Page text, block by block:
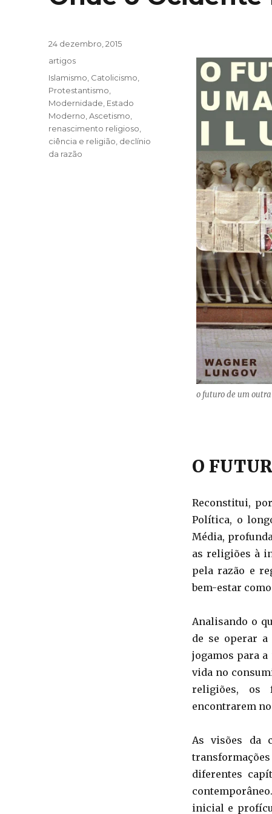
o futuro de um
O
Reconstitui,
Política, o
Média,
as religiões à
pela razão e
bem-estar
Analisando o
de se operar
jogamos para a
vida no
religiões, os
encontrarem
As visões da
diferentes
inicial e
Publicado
em
24 dezembro, 2015
Categorias
artigos
Tags
Islamismo Catolicismo
Protestantismo
Modernidade Estado
Moderno ,Ascetismo
renascimento religioso
ciência e religião declínio
da razão